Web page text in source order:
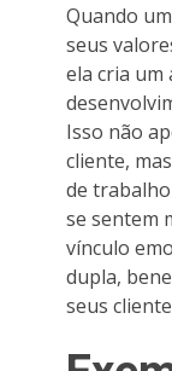
Quando
seus
ela cria
Isso não
cliente,
de
se sentem
vínculo
dupla,
seus